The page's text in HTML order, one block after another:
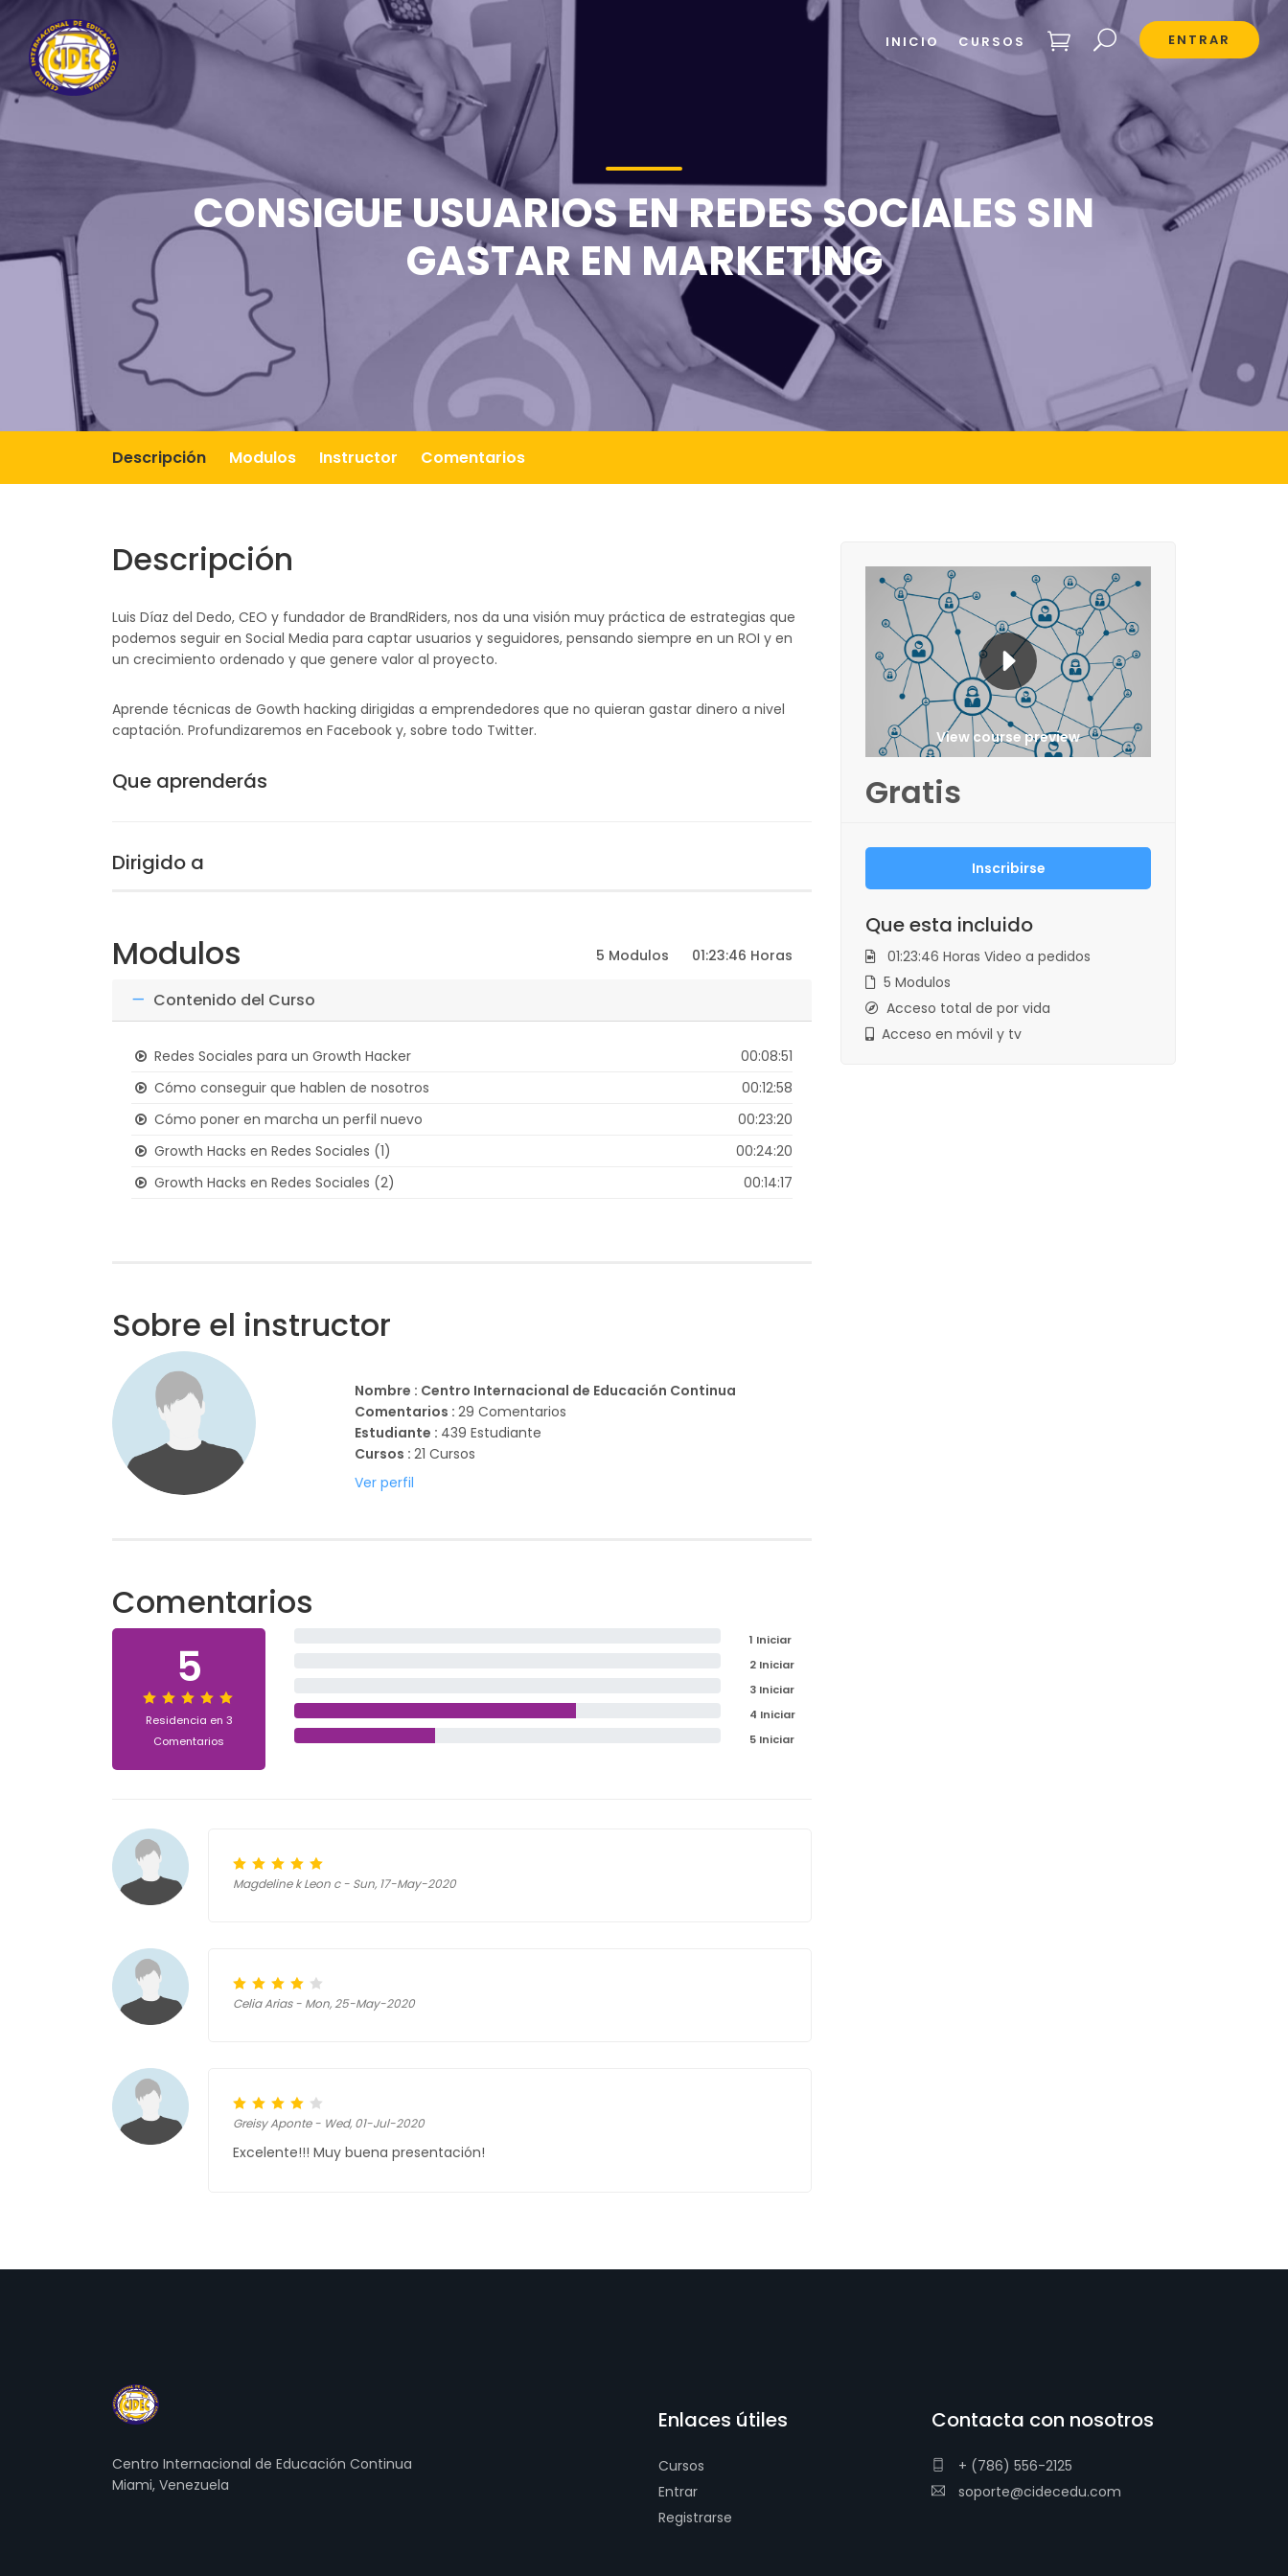
CONSIGUE USUARIOS EN REDES SOCIALES SIN
GASTAR EN MARKETING
Descripción Modulos Instructor Comentarios
Descripción
Luis Díaz del Dedo, CEO y fundador de BrandRiders, nos da una visión muy práctica de estrategias que
podemos seguir en Social Media para captar usuarios y seguidores, pensando siempre en un ROI y en
un crecimiento ordenado y que genere valor al proyecto.
Aprende técnicas de Gowth hacking dirigidas a emprendedores que no quieran gastar dinero a nivel
captación. Profundizaremos en Facebook y, sobre todo Twitter.
Que aprenderás
Dirigido a
Modulos 5 Modulos 01:23:46 Horas
Contenido del Curso
Redes Sociales para un Growth Hacker
00:08:51
Cómo conseguir que hablen de nosotros
00:12:58
Cómo poner en marcha un perfil nuevo
00:23:20
Growth Hacks en Redes Sociales (1)
00:24:20
Growth Hacks en Redes Sociales (2)
00:14:17
Sobre el instructor
Nombre : Centro Internacional de Educación Continua
Comentarios :29 Comentarios
Estudiante : 439 Estudiante
Cursos :21 Cursos
Ver perfil
Comentarios
5
Residencia en 3
Comentarios
1 Iniciar
2 Iniciar
3 Iniciar
4 Iniciar
5 Iniciar
Magdeline k Leon c - Sun, 17-May-2020
Celia Arias - Mon, 25-May-2020
Greisy Aponte - Wed, 01-Jul-2020
Excelente!!! Muy buena presentación!
View course preview
Gratis
Inscribirse
Que esta incluido
01:23:46 Horas Video a pedidos
5 Modulos
Acceso total de por vida
Acceso en móvil y tv
Centro Internacional de Educación Continua
Miami, Venezuela
Enlaces útiles
Cursos
Entrar
Registrarse
Contacta con nosotros
+ (786) 556-2125
soporte@cidecedu.com
ENTRAR
INICIO CURSOS